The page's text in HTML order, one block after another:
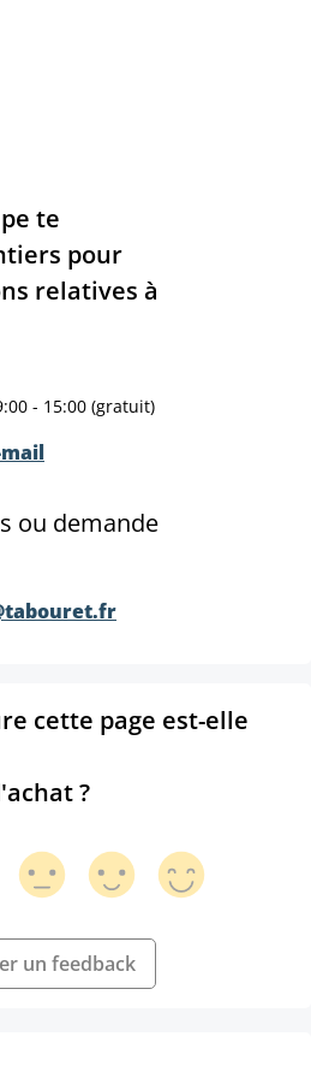
te
pour
relatives à
- 15:00 (gratuit)
ou demande
cette page est-elle
?
un feedback